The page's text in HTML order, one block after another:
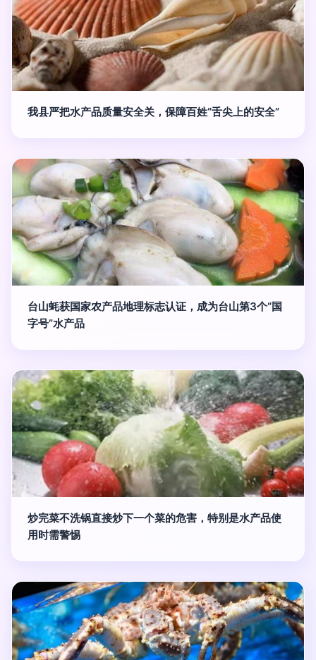
我县严把水产品质量安全关，保障百姓“舌尖上的安全”
台山蚝获国家农产品地理标志认证，成为台山第3个“国
字号”水产品
炒完菜不洗锅直接炒下一个菜的危害，特别是水产品使
用时需警惕